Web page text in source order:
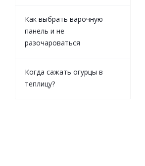
Как выбрать варочную
панель и не
разочароваться
Когда сажать огурцы в
теплицу?